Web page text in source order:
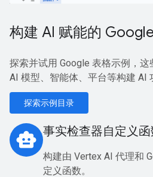
构建 AI 赋能的
探索并试用 Google 表格示例，
AI 模型、智能体、平台等构建 AI
探索示例目录
smart_toy 事实检查器自定义函
构建由 Vertex AI 代理和
定义函数。